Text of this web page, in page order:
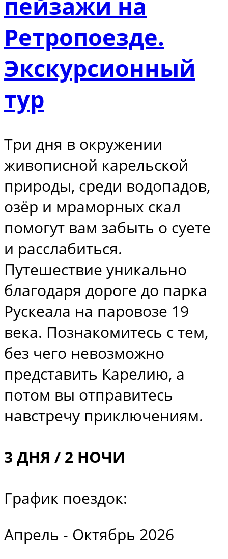
Ретропоезде.
Экскурсионный
тур
Три дня в окружении
живописной карельской
природы, среди водопадов,
озёр и мраморных скал
помогут вам забыть о суете
и расслабиться.
Путешествие уникально
благодаря дороге до парка
Рускеала на паровозе 19
века. Познакомитесь с тем,
без чего невозможно
представить Карелию, а
потом вы отправитесь
навстречу приключениям.
3 ДНЯ / 2 НОЧИ
График поездок:
Апрель - Октябрь 2026